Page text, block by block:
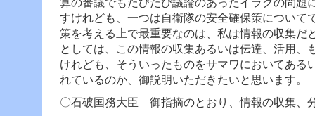
算の審議でもたびたび議論のあったイラクの問題
すけれども、一つは自衛隊の安全確保策について
策を考える上で最重要なのは、私は情報の収集だ
としては、この情報の収集あるいは伝達、活用、
けれども、そういったものをサマワにおいてある
れているのか、御説明いただきたいと思います。
〇石破国務大臣 御指摘のとおり、情報の収集、